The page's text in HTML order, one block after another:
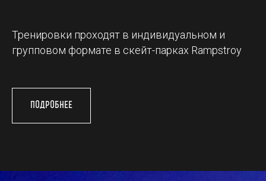
Тренировки проходят в индивидуальном и
групповом формате в скейт-парках Rampstroy
подробнее